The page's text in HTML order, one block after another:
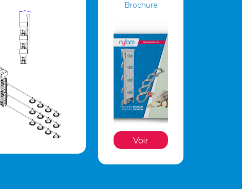
Brochure
Voir